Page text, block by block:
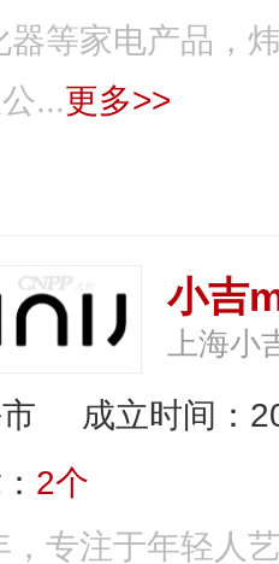
器等家电产品，
...更多>>
小吉
上海小
成立时间：
2个
，专注于年轻人